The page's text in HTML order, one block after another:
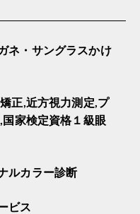
ネ・サングラスかけ
正,近方視力測定,プ
国家検定資格１級眼
ルカラー診断
ビス